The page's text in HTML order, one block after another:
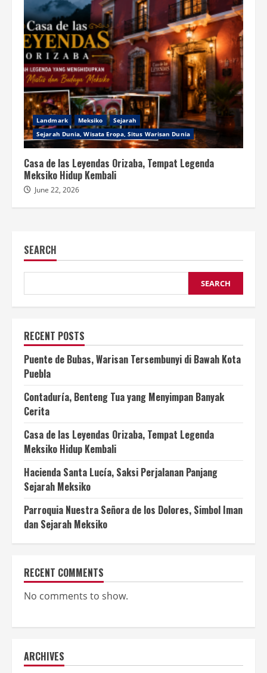
Landmark Meksiko
Sejarah
Sejarah Dunia, Wisata Eropa, Situs Warisan Dunia
Casa de las Leyendas Orizaba, Tempat Legenda
Meksiko Hidup Kembali
June 22, 2026
SEARCH
SEARCH
RECENT POSTS
Puente de Bubas, Warisan Tersembunyi di Bawah Kota
Puebla
Contaduría, Benteng Tua yang Menyimpan Banyak
Cerita
Casa de las Leyendas Orizaba, Tempat Legenda
Meksiko Hidup Kembali
Hacienda Santa Lucía, Saksi Perjalanan Panjang
Sejarah Meksiko
Parroquia Nuestra Señora de los Dolores, Simbol Iman
dan Sejarah Meksiko
RECENT COMMENTS
No comments to show.
ARCHIVES